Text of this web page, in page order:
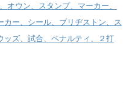
オウン、スタンプ、マーカー、
ー、シール、ブリヂストン、ス
ッズ、試合、ペナルティ、２打